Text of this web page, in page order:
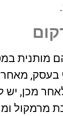
מותנית
בעסק,
מכן, יש
מרמקול